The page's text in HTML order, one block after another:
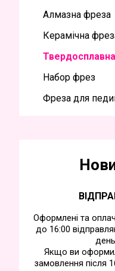
Алмазна фреза
Керамічна
Набор фрез
Фреза для
Оформлені та
до 16:00
Якщо ви
замовлення після